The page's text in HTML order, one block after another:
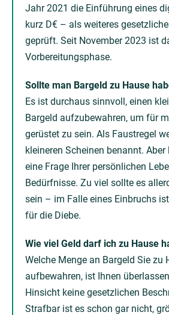
Jahr 2021 die Einführung eines
kurz D€ – als weiteres
geprüft. Seit November 2023 ist
Vorbereitungsphase.
Sollte man Bargeld zu Hause
Es ist durchaus sinnvoll, einen
Bargeld aufzubewahren, um für
gerüstet zu sein. Als Faustregel
kleineren Scheinen benannt.
eine Frage Ihrer persönlichen
Bedürfnisse. Zu viel sollte es
sein – im Falle eines Einbruchs
für die Diebe.
Wie viel Geld darf ich zu Hause
Welche Menge an Bargeld Sie zu
aufbewahren, ist Ihnen
Hinsicht keine gesetzlichen
Strafbar ist es schon gar nicht,